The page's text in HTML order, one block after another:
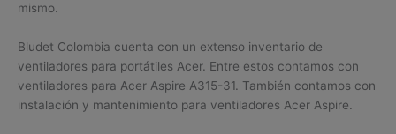
mismo.
Bludet Colombia cuenta con un extenso inventario de
ventiladores para portátiles Acer. Entre estos contamos con
ventiladores para Acer Aspire A315-31. También contamos con
instalación y mantenimiento para ventiladores Acer Aspire.